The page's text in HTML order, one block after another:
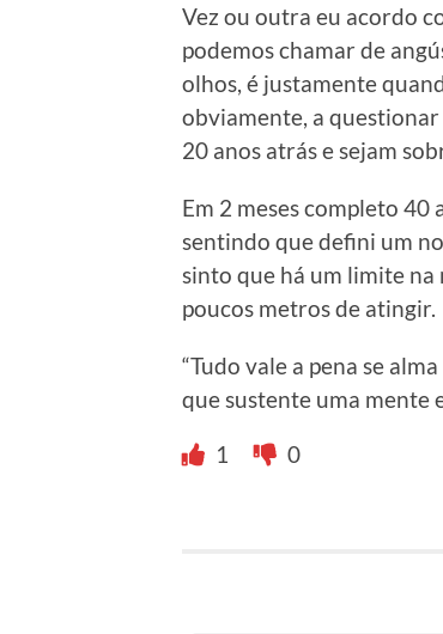
Vez ou outra eu acordo
podemos chamar de
olhos, é justamente
obviamente, a
20 anos atrás e sejam
Em 2 meses completo 40
sentindo que defini um
sinto que há um limite na
poucos metros de atingir.
“Tudo vale a pena se
que sustente uma mente
1
0